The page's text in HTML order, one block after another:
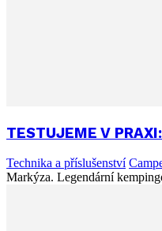
TESTUJEME V
Technika a příslušenství
Markýza. Legendární